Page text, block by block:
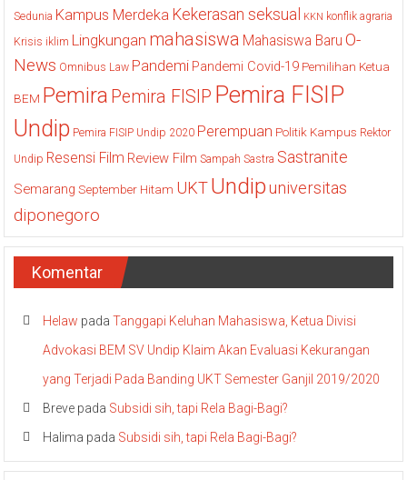
Sedunia Kampus Merdeka Kekerasan seksual KKN konflik agraria
Krisis iklim Lingkungan mahasiswa Mahasiswa Baru O-
News Omnibus Law Pandemi Pandemi Covid-19 Pemilihan Ketua
BEM Pemira Pemira FISIP Pemira FISIP
Undip Pemira FISIP Undip 2020 Perempuan Politik Kampus Rektor
Undip Resensi Film Review Film Sampah Sastra Sastranite
Semarang September Hitam UKTUndipuniversitas
diponegoro
Komentar
Helaw padaTanggapi Keluhan Mahasiswa, Ketua Divisi
Advokasi BEM SV Undip Klaim Akan Evaluasi Kekurangan
yang Terjadi Pada Banding UKT Semester Ganjil 2019/2020
Breve pada Subsidi sih, tapi Rela Bagi-Bagi?
Halima pada Subsidi sih, tapi Rela Bagi-Bagi?